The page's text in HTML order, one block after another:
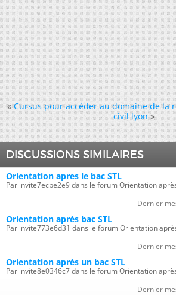
« Cursus pour accéder au domaine de la
civil lyon »
DISCUSSIONS SIMILAIRES
Orientation apres le bac STL
Par invite7ecbe2e9 dans le forum Orientation
Dernier
Orientation après bac STL
Par invite773e6d31 dans le forum Orientation
Dernier
Orientation après un bac STL
Par invite8e0346c7 dans le forum Orientation
Dernier